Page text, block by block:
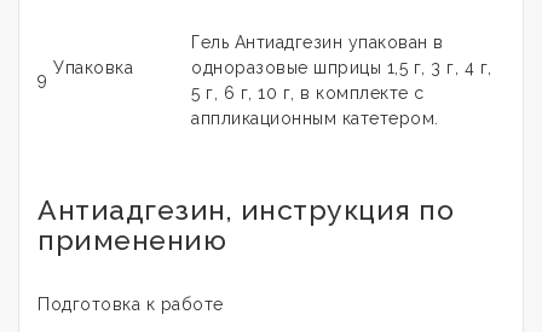
9
Упаковка
Гель Антиадгезин упакован в
одноразовые шприцы 1,5 г, 3 г, 4 г,
5 г, 6 г, 10 г, в комплекте с
аппликационным катетером.
Антиадгезин, инструкция по
применению
Подготовка к работе